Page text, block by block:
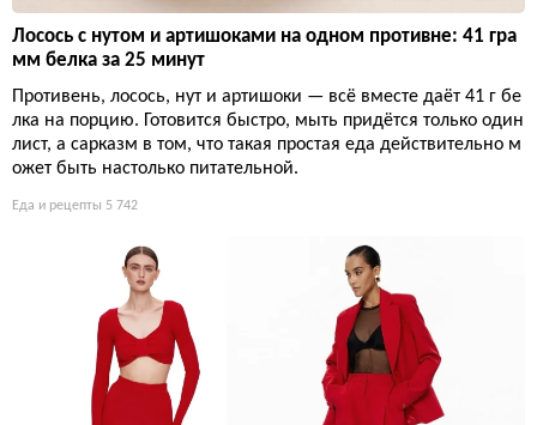
Лосось с нутом и артишоками на одном противне: 41 гра
мм белка за 25 минут
Противень, лосось, нут и артишоки — всё вместе даёт 41 г бе
лка на порцию. Готовится быстро, мыть придётся только один
лист, а сарказм в том, что такая простая еда действительно м
ожет быть настолько питательной.
Еда и рецепты 5 742